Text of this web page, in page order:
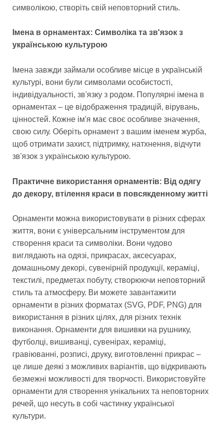
символікою, створіть свій неповторний стиль.
Імена в орнаментах: Символіка та зв'язок з
українською культурою
Імена завжди займали особливе місце в українській
культурі, вони були символами особистості,
індивідуальності, зв'язку з родом. Популярні імена в
орнаментах – це відображення традицій, вірувань,
цінностей. Кожне ім'я має своє особливе значення,
свою силу. Оберіть орнамент з вашим іменем журба,
щоб отримати захист, підтримку, натхнення, відчути
зв'язок з українською культурою.
Практичне використання орнаментів: Від одягу
до декору, втілення краси в повсякденному житті
Орнаменти можна використовувати в різних сферах
життя, вони є універсальним інструментом для
створення краси та символіки. Вони чудово
виглядають на одязі, прикрасах, аксесуарах,
домашньому декорі, сувенірній продукції, кераміці,
текстилі, предметах побуту, створюючи неповторний
стиль та атмосферу. Ви можете завантажити
орнаменти в різних форматах (SVG, PDF, PNG) для
використання в різних цілях, для різних технік
виконання. Орнаменти для вишивки на рушнику,
футболці, вишиванці, сувенірах, кераміці,
гравіюванні, розписі, друку, виготовленні прикрас –
це лише деякі з можливих варіантів, що відкривають
безмежні можливості для творчості. Використовуйте
орнаменти для створення унікальних та неповторних
речей, що несуть в собі частинку української
культури.